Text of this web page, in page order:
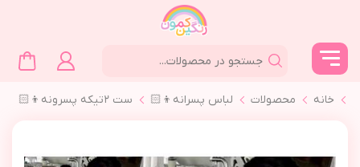
خانه محصولات لباس پسرانه👦🏻 ست ٢تیکه پسرونه👦🏻